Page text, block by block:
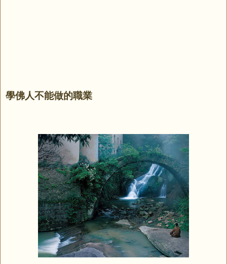
學佛人不能做的職業